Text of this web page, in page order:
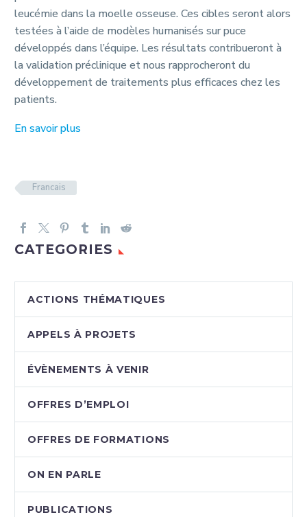
leucémie dans la moelle osseuse. Ces cibles seront alors
testées à l’aide de modèles humanisés sur puce
développés dans l’équipe. Les résultats contribueront à
la validation préclinique et nous rapprocheront du
développement de traitements plus efficaces chez les
patients.
En savoir plus
Francais
CATEGORIES
ACTIONS THÉMATIQUES
APPELS À PROJETS
ÉVÈNEMENTS À VENIR
OFFRES D’EMPLOI
OFFRES DE FORMATIONS
ON EN PARLE
PUBLICATIONS